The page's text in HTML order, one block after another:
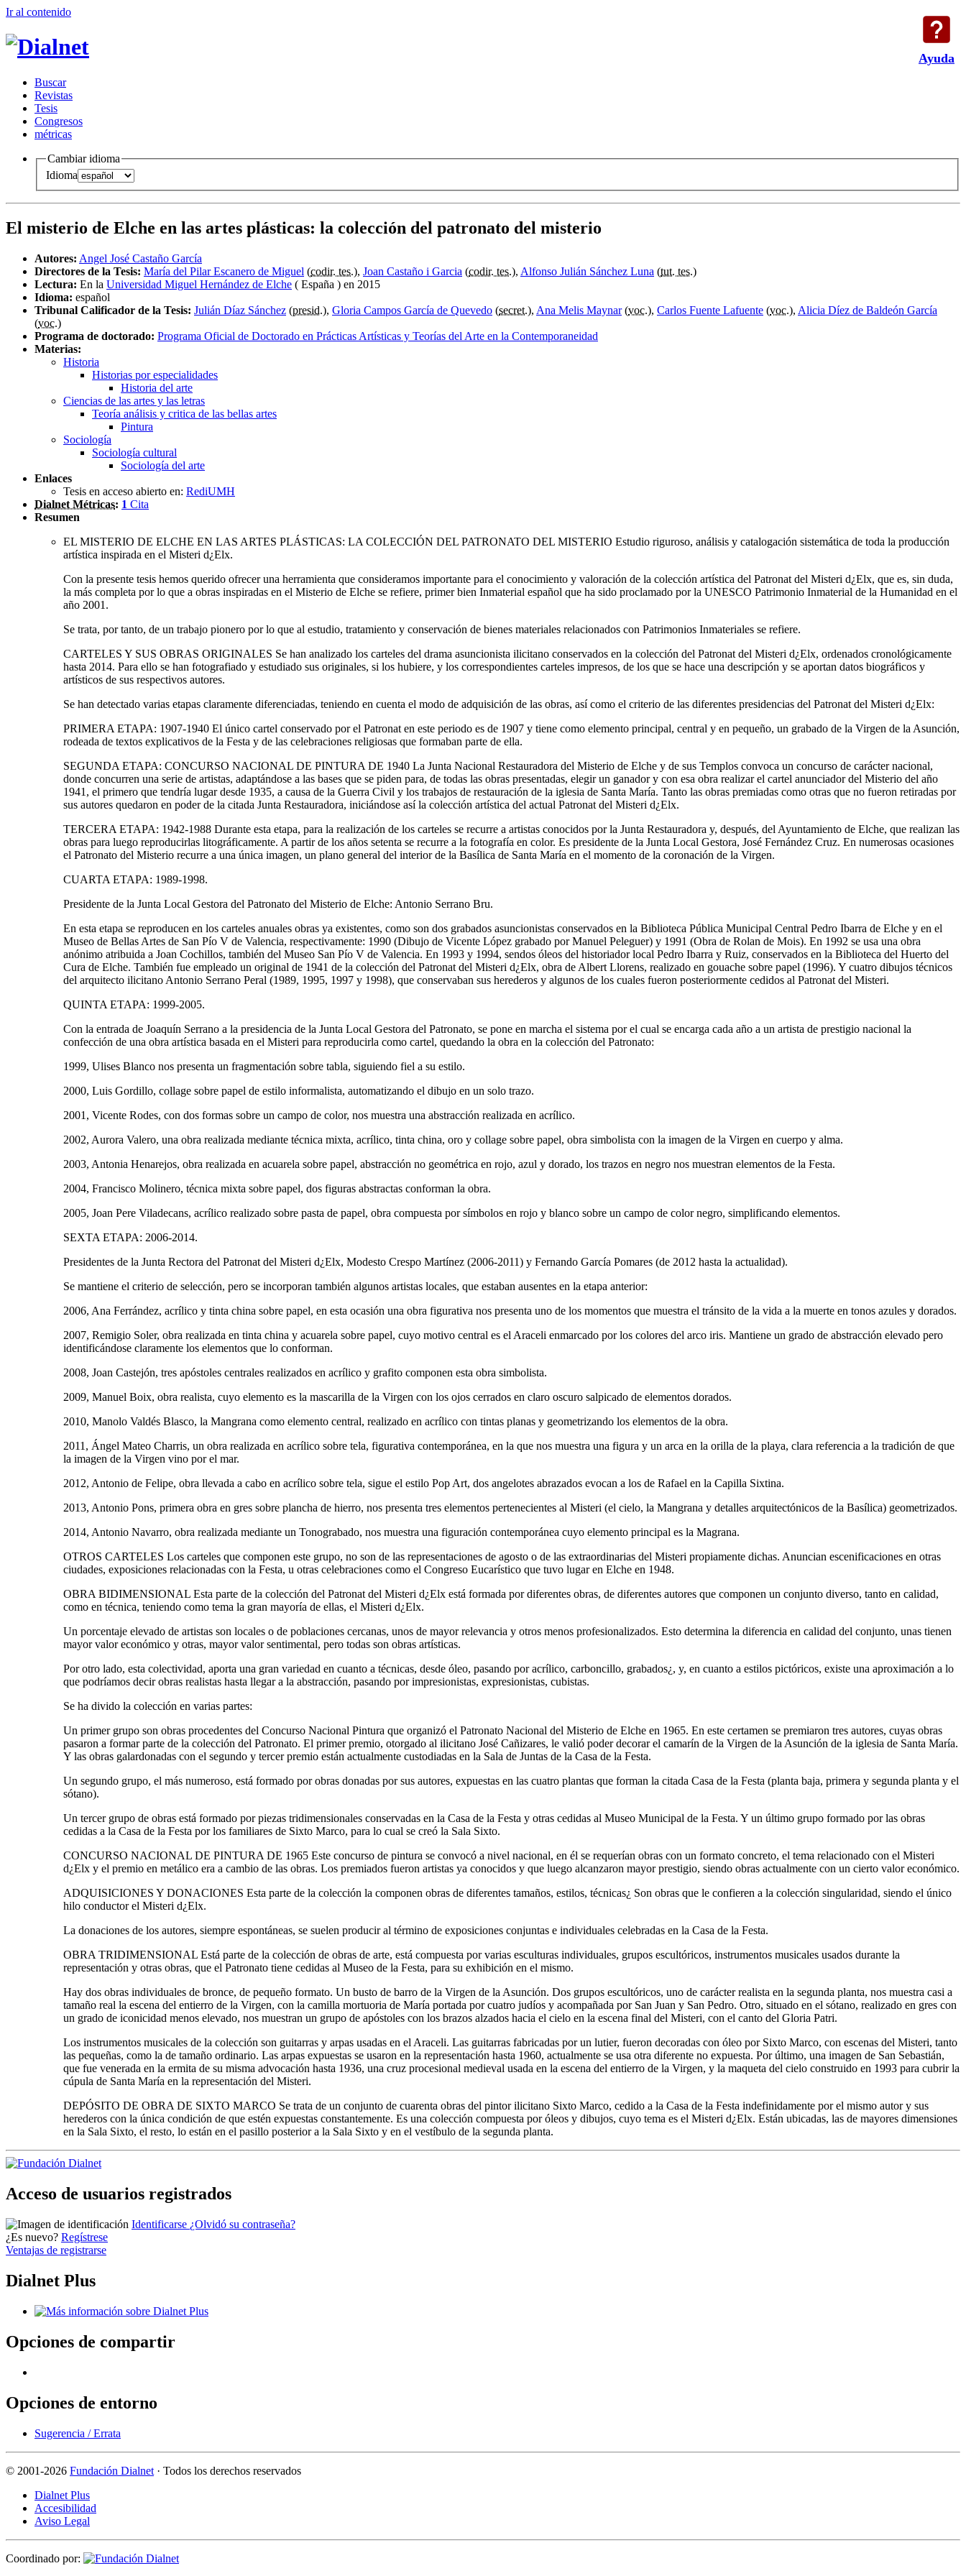
Ayuda
Ir al contenido
Buscar
Revistas
Tesis
Congresos
métricas
Cambiar idioma
Idioma
El misterio de Elche en las artes plásticas: la colección del patronato del misterio
Autores: Angel José Castaño García
Directores de la Tesis: María del Pilar Escanero de Miguel (codir. tes.), Joan Castaño i Garcia (codir. tes.), Alfonso Julián Sánchez Luna (tut. tes.)
Lectura: En la Universidad Miguel Hernández de Elche ( España ) en 2015
Idioma: español
Tribunal Calificador de la Tesis: Julián Díaz Sánchez (presid.), Gloria Campos García de Quevedo (secret.), Ana Melis Maynar(voc.), Carlos Fuente Lafuente (voc.), Alicia Díez de Baldeón García
(voc.)
Programa de doctorado: Programa Oficial de Doctorado en Prácticas Artísticas y Teorías del Arte en la Contemporaneidad
Materias:
Historia
Historias por especialidades
Historia del arte
Ciencias de las artes y las letras
Teoría análisis y critica de las bellas artes
Pintura
Sociología
Sociología cultural
Sociología del arte
Enlaces
Tesis en acceso abierto en: RediUMH
Dialnet Métricas: 1 Cita
Resumen
EL MISTERIO DE ELCHE EN LAS ARTES PLÁSTICAS: LA COLECCIÓN DEL PATRONATO DEL MISTERIO Estudio riguroso, análisis y catalogación sistemática de toda la producción
artística inspirada en el Misteri d¿Elx.
Con la presente tesis hemos querido ofrecer una herramienta que consideramos importante para el conocimiento y valoración de la colección artística del Patronat del Misteri d¿Elx, que es, sin duda,
la más completa por lo que a obras inspiradas en el Misterio de Elche se refiere, primer bien Inmaterial español que ha sido proclamado por la UNESCO Patrimonio Inmaterial de la Humanidad en el
año 2001.
Se trata, por tanto, de un trabajo pionero por lo que al estudio, tratamiento y conservación de bienes materiales relacionados con Patrimonios Inmateriales se refiere.
CARTELES Y SUS OBRAS ORIGINALES Se han analizado los carteles del drama asuncionista ilicitano conservados en la colección del Patronat del Misteri d¿Elx, ordenados cronológicamente
hasta 2014. Para ello se han fotografiado y estudiado sus originales, si los hubiere, y los correspondientes carteles impresos, de los que se hace una descripción y se aportan datos biográficos y
artísticos de sus respectivos autores.
Se han detectado varias etapas claramente diferenciadas, teniendo en cuenta el modo de adquisición de las obras, así como el criterio de las diferentes presidencias del Patronat del Misteri d¿Elx:
PRIMERA ETAPA: 1907-1940 El único cartel conservado por el Patronat en este periodo es de 1907 y tiene como elemento principal, central y en pequeño, un grabado de la Virgen de la Asunción,
rodeada de textos explicativos de la Festa y de las celebraciones religiosas que formaban parte de ella.
SEGUNDA ETAPA: CONCURSO NACIONAL DE PINTURA DE 1940 La Junta Nacional Restauradora del Misterio de Elche y de sus Templos convoca un concurso de carácter nacional,
donde concurren una serie de artistas, adaptándose a las bases que se piden para, de todas las obras presentadas, elegir un ganador y con esa obra realizar el cartel anunciador del Misterio del año
1941, el primero que tendría lugar desde 1935, a causa de la Guerra Civil y los trabajos de restauración de la iglesia de Santa María. Tanto las obras premiadas como otras que no fueron retiradas por
sus autores quedaron en poder de la citada Junta Restauradora, iniciándose así la colección artística del actual Patronat del Misteri d¿Elx.
TERCERA ETAPA: 1942-1988 Durante esta etapa, para la realización de los carteles se recurre a artistas conocidos por la Junta Restauradora y, después, del Ayuntamiento de Elche, que realizan las
obras para luego reproducirlas litográficamente. A partir de los años setenta se recurre a la fotografía en color. Es presidente de la Junta Local Gestora, José Fernández Cruz. En numerosas ocasiones
el Patronato del Misterio recurre a una única imagen, un plano general del interior de la Basílica de Santa María en el momento de la coronación de la Virgen.
CUARTA ETAPA: 1989-1998.
Presidente de la Junta Local Gestora del Patronato del Misterio de Elche: Antonio Serrano Bru.
En esta etapa se reproducen en los carteles anuales obras ya existentes, como son dos grabados asuncionistas conservados en la Biblioteca Pública Municipal Central Pedro Ibarra de Elche y en el
Museo de Bellas Artes de San Pío V de Valencia, respectivamente: 1990 (Dibujo de Vicente López grabado por Manuel Peleguer) y 1991 (Obra de Rolan de Mois). En 1992 se usa una obra
anónimo atribuida a Joan Cochillos, también del Museo San Pío V de Valencia. En 1993 y 1994, sendos óleos del historiador local Pedro Ibarra y Ruiz, conservados en la Biblioteca del Huerto del
Cura de Elche. También fue empleado un original de 1941 de la colección del Patronat del Misteri d¿Elx, obra de Albert Llorens, realizado en gouache sobre papel (1996). Y cuatro dibujos técnicos
del arquitecto ilicitano Antonio Serrano Peral (1989, 1995, 1997 y 1998), que conservaban sus herederos y algunos de los cuales fueron posteriormente cedidos al Patronat del Misteri.
QUINTA ETAPA: 1999-2005.
Con la entrada de Joaquín Serrano a la presidencia de la Junta Local Gestora del Patronato, se pone en marcha el sistema por el cual se encarga cada año a un artista de prestigio nacional la
confección de una obra artística basada en el Misteri para reproducirla como cartel, quedando la obra en la colección del Patronato:
1999, Ulises Blanco nos presenta un fragmentación sobre tabla, siguiendo fiel a su estilo.
2000, Luis Gordillo, collage sobre papel de estilo informalista, automatizando el dibujo en un solo trazo.
2001, Vicente Rodes, con dos formas sobre un campo de color, nos muestra una abstracción realizada en acrílico.
2002, Aurora Valero, una obra realizada mediante técnica mixta, acrílico, tinta china, oro y collage sobre papel, obra simbolista con la imagen de la Virgen en cuerpo y alma.
2003, Antonia Henarejos, obra realizada en acuarela sobre papel, abstracción no geométrica en rojo, azul y dorado, los trazos en negro nos muestran elementos de la Festa.
2004, Francisco Molinero, técnica mixta sobre papel, dos figuras abstractas conforman la obra.
2005, Joan Pere Viladecans, acrílico realizado sobre pasta de papel, obra compuesta por símbolos en rojo y blanco sobre un campo de color negro, simplificando elementos.
SEXTA ETAPA: 2006-2014.
Presidentes de la Junta Rectora del Patronat del Misteri d¿Elx, Modesto Crespo Martínez (2006-2011) y Fernando García Pomares (de 2012 hasta la actualidad).
Se mantiene el criterio de selección, pero se incorporan también algunos artistas locales, que estaban ausentes en la etapa anterior:
2006, Ana Ferrández, acrílico y tinta china sobre papel, en esta ocasión una obra figurativa nos presenta uno de los momentos que muestra el tránsito de la vida a la muerte en tonos azules y dorados.
2007, Remigio Soler, obra realizada en tinta china y acuarela sobre papel, cuyo motivo central es el Araceli enmarcado por los colores del arco iris. Mantiene un grado de abstracción elevado pero
identificándose claramente los elementos que lo conforman.
2008, Joan Castejón, tres apóstoles centrales realizados en acrílico y grafito componen esta obra simbolista.
2009, Manuel Boix, obra realista, cuyo elemento es la mascarilla de la Virgen con los ojos cerrados en claro oscuro salpicado de elementos dorados.
2010, Manolo Valdés Blasco, la Mangrana como elemento central, realizado en acrílico con tintas planas y geometrizando los elementos de la obra.
2011, Ángel Mateo Charris, un obra realizada en acrílico sobre tela, figurativa contemporánea, en la que nos muestra una figura y un arca en la orilla de la playa, clara referencia a la tradición de que
la imagen de la Virgen vino por el mar.
2012, Antonio de Felipe, obra llevada a cabo en acrílico sobre tela, sigue el estilo Pop Art, dos angelotes abrazados evocan a los de Rafael en la Capilla Sixtina.
2013, Antonio Pons, primera obra en gres sobre plancha de hierro, nos presenta tres elementos pertenecientes al Misteri (el cielo, la Mangrana y detalles arquitectónicos de la Basílica) geometrizados.
2014, Antonio Navarro, obra realizada mediante un Tonograbado, nos muestra una figuración contemporánea cuyo elemento principal es la Magrana.
OTROS CARTELES Los carteles que componen este grupo, no son de las representaciones de agosto o de las extraordinarias del Misteri propiamente dichas. Anuncian escenificaciones en otras
ciudades, exposiciones relacionadas con la Festa, u otras celebraciones como el Congreso Eucarístico que tuvo lugar en Elche en 1948.
OBRA BIDIMENSIONAL Esta parte de la colección del Patronat del Misteri d¿Elx está formada por diferentes obras, de diferentes autores que componen un conjunto diverso, tanto en calidad,
como en técnica, teniendo como tema la gran mayoría de ellas, el Misteri d¿Elx.
Un porcentaje elevado de artistas son locales o de poblaciones cercanas, unos de mayor relevancia y otros menos profesionalizados. Esto determina la diferencia en calidad del conjunto, unas tienen
mayor valor económico y otras, mayor valor sentimental, pero todas son obras artísticas.
Por otro lado, esta colectividad, aporta una gran variedad en cuanto a técnicas, desde óleo, pasando por acrílico, carboncillo, grabados¿, y, en cuanto a estilos pictóricos, existe una aproximación a lo
que podríamos decir obras realistas hasta llegar a la abstracción, pasando por impresionistas, expresionistas, cubistas.
Se ha divido la colección en varias partes:
Un primer grupo son obras procedentes del Concurso Nacional Pintura que organizó el Patronato Nacional del Misterio de Elche en 1965. En este certamen se premiaron tres autores, cuyas obras
pasaron a formar parte de la colección del Patronato. El primer premio, otorgado al ilicitano José Cañizares, le valió poder decorar el camarín de la Virgen de la Asunción de la iglesia de Santa María.
Y las obras galardonadas con el segundo y tercer premio están actualmente custodiadas en la Sala de Juntas de la Casa de la Festa.
Un segundo grupo, el más numeroso, está formado por obras donadas por sus autores, expuestas en las cuatro plantas que forman la citada Casa de la Festa (planta baja, primera y segunda planta y el
sótano).
Un tercer grupo de obras está formado por piezas tridimensionales conservadas en la Casa de la Festa y otras cedidas al Museo Municipal de la Festa. Y un último grupo formado por las obras
cedidas a la Casa de la Festa por los familiares de Sixto Marco, para lo cual se creó la Sala Sixto.
CONCURSO NACIONAL DE PINTURA DE 1965 Este concurso de pintura se convocó a nivel nacional, en él se requerían obras con un formato concreto, el tema relacionado con el Misteri
d¿Elx y el premio en metálico era a cambio de las obras. Los premiados fueron artistas ya conocidos y que luego alcanzaron mayor prestigio, siendo obras actualmente con un cierto valor económico.
ADQUISICIONES Y DONACIONES Esta parte de la colección la componen obras de diferentes tamaños, estilos, técnicas¿ Son obras que le confieren a la colección singularidad, siendo el único
hilo conductor el Misteri d¿Elx.
La donaciones de los autores, siempre espontáneas, se suelen producir al término de exposiciones conjuntas e individuales celebradas en la Casa de la Festa.
OBRA TRIDIMENSIONAL Está parte de la colección de obras de arte, está compuesta por varias esculturas individuales, grupos escultóricos, instrumentos musicales usados durante la
representación y otras obras, que el Patronato tiene cedidas al Museo de la Festa, para su exhibición en el mismo.
Hay dos obras individuales de bronce, de pequeño formato. Un busto de barro de la Virgen de la Asunción. Dos grupos escultóricos, uno de carácter realista en la segunda planta, nos muestra casi a
tamaño real la escena del entierro de la Virgen, con la camilla mortuoria de María portada por cuatro judíos y acompañada por San Juan y San Pedro. Otro, situado en el sótano, realizado en gres con
un grado de iconicidad menos elevado, nos muestran un grupo de apóstoles con los brazos alzados hacia el cielo en la escena final del Misteri, con el canto del Gloria Patri.
Los instrumentos musicales de la colección son guitarras y arpas usadas en el Araceli. Las guitarras fabricadas por un lutier, fueron decoradas con óleo por Sixto Marco, con escenas del Misteri, tanto
las pequeñas, como la de tamaño ordinario. Las arpas expuestas se usaron en la representación hasta 1960, actualmente se usa otra diferente no expuesta. Por último, una imagen de San Sebastián,
que fue venerada en la ermita de su misma advocación hasta 1936, una cruz procesional medieval usada en la escena del entierro de la Virgen, y la maqueta del cielo construido en 1993 para cubrir la
cúpula de Santa María en la representación del Misteri.
DEPÓSITO DE OBRA DE SIXTO MARCO Se trata de un conjunto de cuarenta obras del pintor ilicitano Sixto Marco, cedido a la Casa de la Festa indefinidamente por el mismo autor y sus
herederos con la única condición de que estén expuestas constantemente. Es una colección compuesta por óleos y dibujos, cuyo tema es el Misteri d¿Elx. Están ubicadas, las de mayores dimensiones
en la Sala Sixto, el resto, lo están en el pasillo posterior a la Sala Sixto y en el vestíbulo de la segunda planta.
Acceso de usuarios registrados
Identificarse ¿Olvidó su contraseña?
¿Es nuevo? Regístrese
Ventajas de registrarse
Dialnet Plus
Opciones de compartir
Opciones de entorno
Sugerencia / Errata
© 2001-2026 Fundación Dialnet · Todos los derechos reservados
Dialnet Plus
Accesibilidad
Aviso Legal
Coordinado por: